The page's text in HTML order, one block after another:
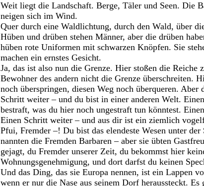
Weit liegt die Landschaft. Berge, Täler und Seen. Die
neigen sich im Wind.
Quer durch eine Waldlichtung, durch den Wald, über
Hüben und drüben stehen Männer, aber die drüben
hüben rote Uniformen mit schwarzen Knöpfen. Sie
machen ein ernstes Gesicht.
Ja, das ist also nun die Grenze. Hier stoßen die Reiche
Bewohner des andern nicht die Grenze überschreiten.
noch überspringen, diesen Weg noch überqueren.
Schritt weiter – und du bist in einer anderen Welt.
bestraft, was du hier noch ungestraft tun könntest.
Einen Schritt weiter – und aus dir ist ein ziemlich
Pfui, Fremder –! Du bist das elendeste Wesen unter
nannten die Fremden Barbaren – aber sie übten
gejagt, du Fremder unserer Zeit, du bekommst hier
Wohnungsgenehmigung, und dort darfst du keinen
Und das Ding, das sie Europa nennen, ist ein Lappen
wenn er nur die Nase aus seinem Dorf heraussteckt.